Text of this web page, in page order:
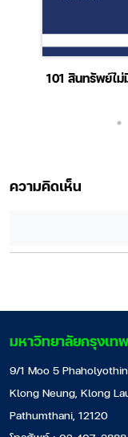
101 สินทรัพย์ไ
ความคิดเห็น
มหาวิทยาลัยกรุงเทพ
9/1 Moo 5
Klong Neung, Klong
Pathumthani, 12120